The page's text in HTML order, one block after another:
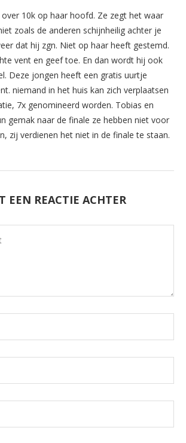
10k op haar hoofd. Ze zegt het waar
zoals de anderen schijnheilig achter je
dat hij zgn. Niet op haar heeft gestemd.
vent en geef toe. En dan wordt hij ook
Deze jongen heeft een gratis uurtje
niemand in het huis kan zich verplaatsen
7x genomineerd worden. Tobias en
gemak naar de finale ze hebben niet voor
zij verdienen het niet in de finale te staan.
EEN REACTIE ACHTER